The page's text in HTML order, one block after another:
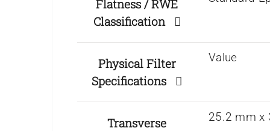
Flatness / RWE
Classification
Physical Filter
Specifications
Value
Transverse
25.2 mm x